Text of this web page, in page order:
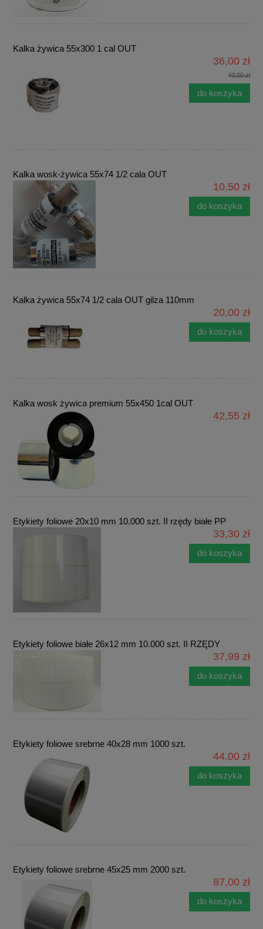
Kalka żywica 55x300 1 cal OUT
36,00 zł
40,00 zł
do koszyka
Kalka wosk-żywica 55x74 1/2 cala OUT
10,50 zł
do koszyka
Kalka żywica 55x74 1/2 cala OUT gilza 110mm
20,00 zł
do koszyka
Kalka wosk żywica premium 55x450 1cal OUT
42,55 zł
Etykiety foliowe 20x10 mm 10.000 szt. II rzędy białe PP
33,30 zł
do koszyka
Etykiety foliowe białe 26x12 mm 10.000 szt. II RZĘDY
37,99 zł
do koszyka
Etykiety foliowe srebrne 40x28 mm 1000 szt.
44,00 zł
do koszyka
Etykiety foliowe srebrne 45x25 mm 2000 szt.
87,00 zł
do koszyka